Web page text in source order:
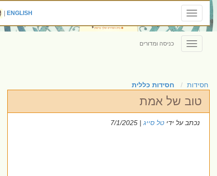
Toggle
navigation
ENGLISH
|
Toggle
navigation
כניסה ומדורים
חסידות חסידות כללית
טוב של אמת
נכתב על ידיטל סייג| 7/1/2025